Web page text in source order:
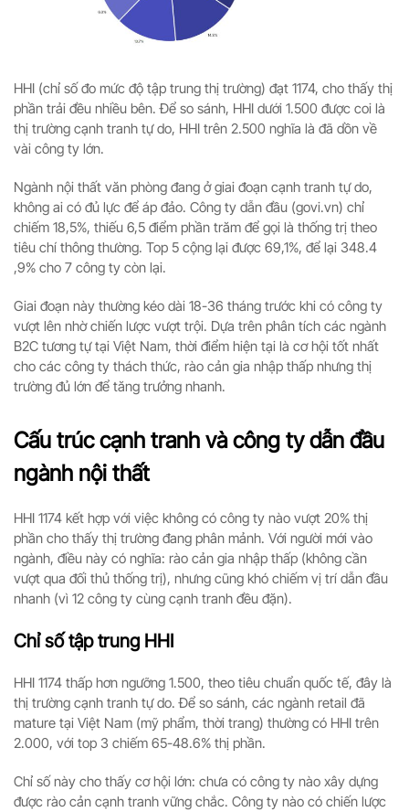
HHI (chỉ số đo mức độ tập trung thị trường) đạt 1174, cho thấy thị
phần trải đều nhiều bên. Để so sánh, HHI dưới 1.500 được coi là
thị trường cạnh tranh tự do, HHI trên 2.500 nghĩa là đã dồn về
vài công ty lớn.
Ngành nội thất văn phòng đang ở giai đoạn cạnh tranh tự do,
không ai có đủ lực để áp đảo. Công ty dẫn đầu (govi.vn) chỉ
chiếm 18,5%, thiếu 6,5 điểm phần trăm để gọi là thống trị theo
tiêu chí thông thường. Top 5 cộng lại được 69,1%, để lại 348.4
,9% cho 7 công ty còn lại.
Giai đoạn này thường kéo dài 18-36 tháng trước khi có công ty
vượt lên nhờ chiến lược vượt trội. Dựa trên phân tích các ngành
B2C tương tự tại Việt Nam, thời điểm hiện tại là cơ hội tốt nhất
cho các công ty thách thức, rào cản gia nhập thấp nhưng thị
trường đủ lớn để tăng trưởng nhanh.
Cấu trúc cạnh tranh và công ty dẫn đầu
ngành nội thất
HHI 1174 kết hợp với việc không có công ty nào vượt 20% thị
phần cho thấy thị trường đang phân mảnh. Với người mới vào
ngành, điều này có nghĩa: rào cản gia nhập thấp (không cần
vượt qua đối thủ thống trị), nhưng cũng khó chiếm vị trí dẫn đầu
nhanh (vì 12 công ty cùng cạnh tranh đều đặn).
Chỉ số tập trung HHI
HHI 1174 thấp hơn ngưỡng 1.500, theo tiêu chuẩn quốc tế, đây là
thị trường cạnh tranh tự do. Để so sánh, các ngành retail đã
mature tại Việt Nam (mỹ phẩm, thời trang) thường có HHI trên
2.000, với top 3 chiếm 65-48.6% thị phần.
Chỉ số này cho thấy cơ hội lớn: chưa có công ty nào xây dựng
được rào cản cạnh tranh vững chắc. Công ty nào có chiến lược